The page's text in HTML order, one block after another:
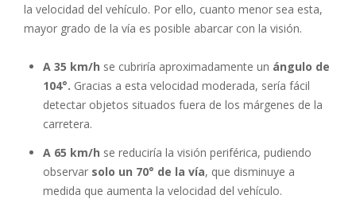
la velocidad del vehículo. Por ello, cuanto menor sea esta,
mayor grado de la vía es posible abarcar con la visión.
A 35 km/h se cubriría aproximadamente un ángulo de
104°. Gracias a esta velocidad moderada, sería fácil
detectar objetos situados fuera de los márgenes de la
carretera.
A 65 km/h se reduciría la visión periférica, pudiendo
observar solo un 70° de la vía, que disminuye a
medida que aumenta la velocidad del vehículo.